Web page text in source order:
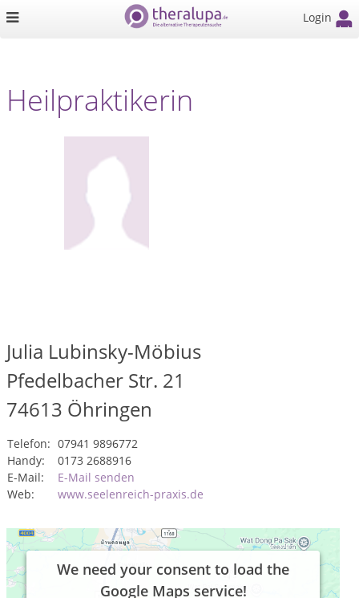
Login
Heilpraktikerin
Julia Lubinsky-Möbius
Pfedelbacher Str. 21
74613 Öhringen
Telefon: 07941 9896772
Handy:
0173 2688916
E-Mail:
E-Mail senden
Web:
www.seelenreich-praxis.de
We need your consent to load the
Google Maps service!